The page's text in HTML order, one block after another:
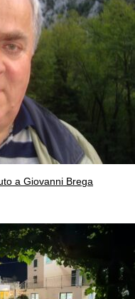
a Giovanni Brega